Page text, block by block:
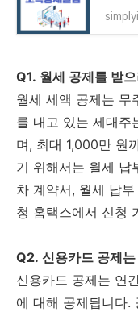
Q1. 월세 공제를 받
월세 세액 공제는 무
를 내고 있는 세대주
며, 최대 1,000만 원
기 위해서는 월세 납
차 계약서, 월세 납
청 홈택스에서 신청
Q2. 신용카드 공제
신용카드 공제는 연
에 대해 공제됩니다.